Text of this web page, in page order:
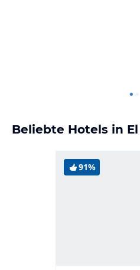
Beliebte Hotels in
91%